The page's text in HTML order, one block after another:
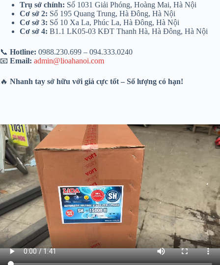
Trụ sở chính: Số 1031 Giải Phóng, Hoàng Mai, Hà Nội
Cơ sở 2: Số 195 Quang Trung, Hà Đông, Hà Nội
Cơ sở 3: Số 10 Xa La, Phúc La, Hà Đông, Hà Nội
Cơ sở 4: B1.1 LK05-03 KĐT Thanh Hà, Hà Đông, Hà Nội
📞 Hotline: 0988.230.699 – 094.333.0240
📧 Email: admin@lioahanoi.com
🔥 Nhanh tay sở hữu với giá cực tốt – Số lượng có hạn!